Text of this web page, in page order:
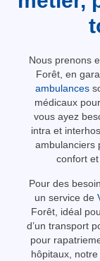
Nous prenons
Forêt, en
ambulances
médicaux
vous ayez
intra et
ambulanciers
confort
Pour des
un service de
Forêt, idéal
d’un transport
pour
hôpitaux,